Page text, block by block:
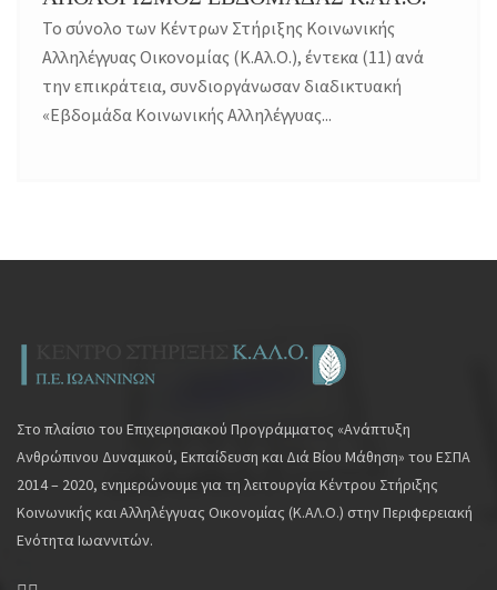
Το σύνολο των Κέντρων Στήριξης Κοινωνικής
Αλληλέγγυας Οικονομίας (Κ.Αλ.Ο.), έντεκα (11) ανά
την επικράτεια, συνδιοργάνωσαν διαδικτυακή
«Εβδομάδα Κοινωνικής Αλληλέγγυας...
Στο πλαίσιο του Επιχειρησιακού Προγράμματος «Ανάπτυξη
Ανθρώπινου Δυναμικού, Εκπαίδευση και Διά Βίου Μάθηση» του ΕΣΠΑ
2014 – 2020, ενημερώνουμε για τη λειτουργία Κέντρου Στήριξης
Κοινωνικής και Αλληλέγγυας Οικονομίας (Κ.ΑΛ.Ο.) στην Περιφερειακή
Ενότητα Ιωαννιτών.